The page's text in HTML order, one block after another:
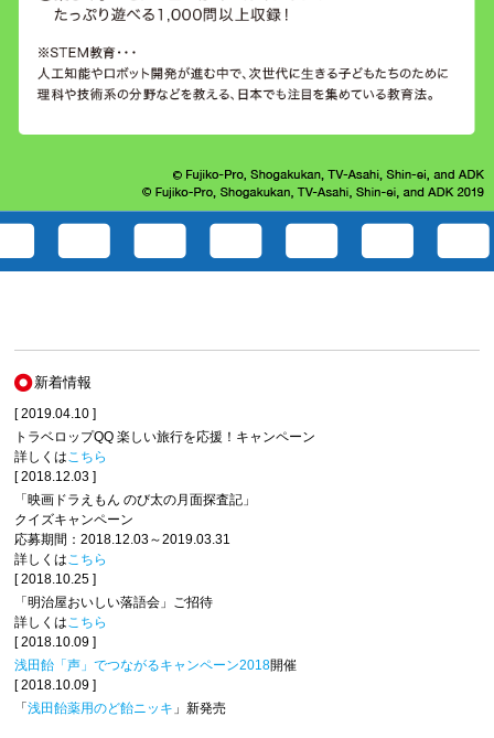
新着情報
[ 2019.04.10 ]
トラベロップQQ 楽しい旅行を応援！キャンペーン
詳しくは こちら
[ 2018.12.03 ]
「映画ドラえもん のび太の月面探査記」
クイズキャンペーン
応募期間：2018.12.03～2019.03.31
詳しくは こちら
[ 2018.10.25 ]
「明治屋おいしい落語会」ご招待
詳しくは こちら
[ 2018.10.09 ]
浅田飴「声」でつながるキャンペーン2018開催
[ 2018.10.09 ]
「浅田飴薬用のど飴ニッキ 」新発売